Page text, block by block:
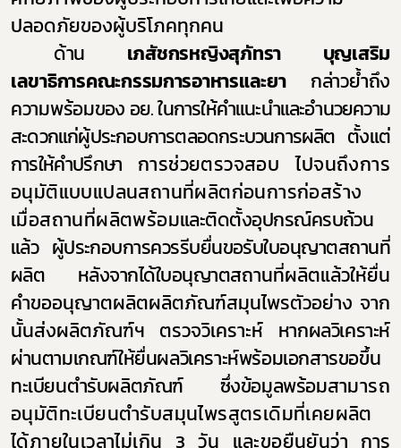
ปลอดภัยของผู้บริโภคทุกคน
ด้าน เภสัชกรหญิงสุภัทรา บุญเสริม
เลขาธิการคณะกรรมการอาหารและยากล่าวย้ำถึง
ความพร้อมของ อย. ในการให้คำแนะนำและอำนวยความ
สะดวกแก่ผู้ประกอบการตลอดกระบวนการผลิต ตั้งแต่
การให้คำปรึกษา
การช่วยตรวจสอบ ไปจนถึงการ
อนุมัติแบบแปลนสถานที่ผลิตก่อนการก่อสร้าง
เมื่อสถานที่ผลิตพร้อมและติดตั้งอุปกรณ์ครบถ้วน
แล้ว ผู้ประกอบการควรรีบยื่นขอรับใบอนุญาตสถานที่
ผลิต หลังจากได้ใบอนุญาตสถานที่ผลิตแล้วให้ยื่น
คำขออนุญาตผลิตผลิตภัณฑ์สมุนไพรตัวอย่าง จาก
นั้นส่งผลิตภัณฑ์ฯ ตรวจวิเคราะห์ หากผลวิเคราะห์
ผ่านตามเกณฑ์ให้ยื่นผลวิเคราะห์พร้อมเอกสารขอขึ้น
ทะเบียนตำรับผลิตภัณฑ์ ซึ่งข้อมูลพร้อมสามารถ
อนุมัติทะเบียนตำรับสมุนไพรสูตรเดิมที่เคยผลิต
ได้ภายในเวลาไม่เกิน 3 วัน และขอยืนยันว่า การ
Subscribe
เลือกหัวข้อที่ท่านต้องการ Subscribe
ผู้ประกอบการายย่อย